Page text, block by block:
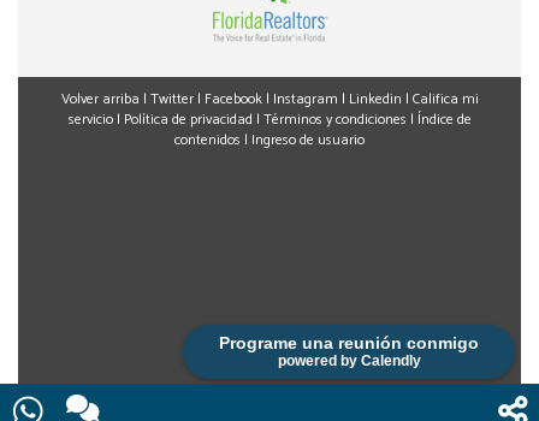
Programe una reunión conmigo
powered by Calendly
Volver arriba | Twitter| Facebook| Instagram | Linkedin | Califica mi
servicio| Política de privacidad | Términos y condiciones | Índice de
contenidos | Ingreso de usuario